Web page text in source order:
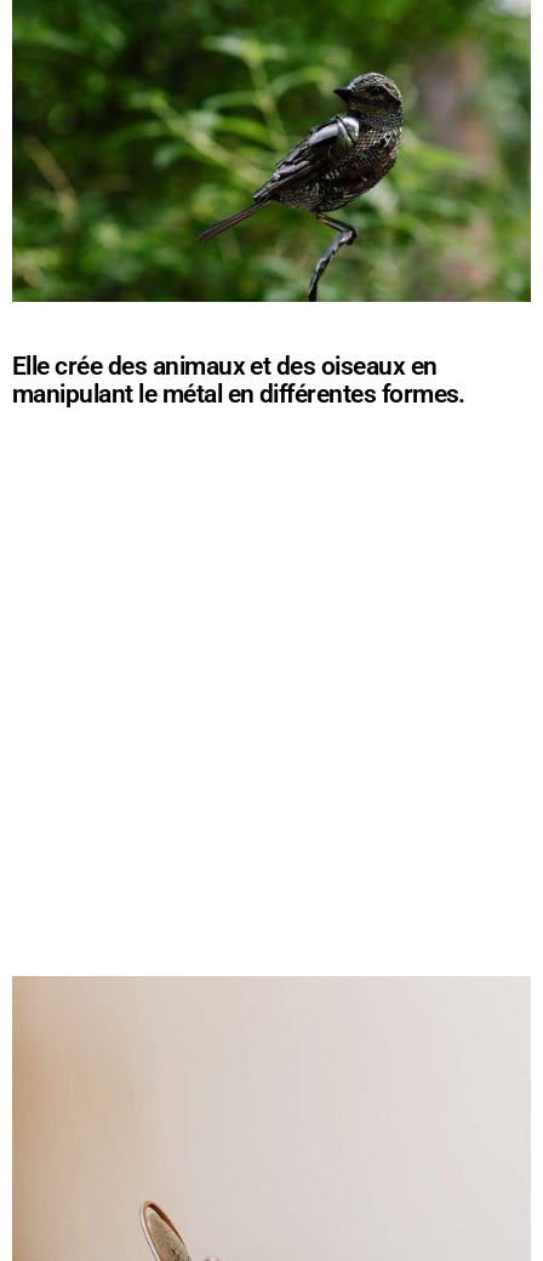
Elle crée des animaux et des oiseaux en
manipulant le métal en différentes formes.